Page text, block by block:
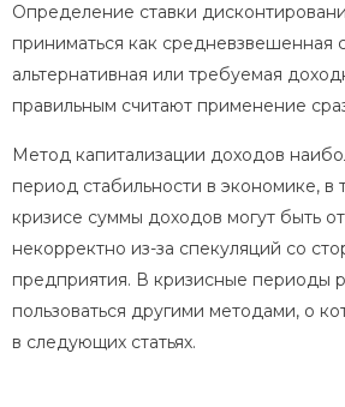
Определение ставки
приниматься как средневзвешенная
альтернативная или требуемая
правильным считают применение
Метод капитализации доходов
период стабильности в экономике, в
кризисе суммы доходов могут быть
некорректно из-за спекуляций со
предприятия. В кризисные периоды
пользоваться другими методами, о
в следующих статьях.